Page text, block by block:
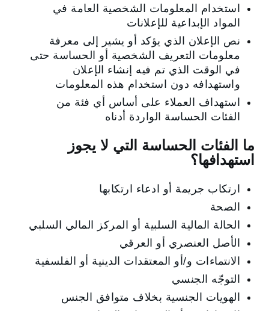
استخدام المعلومات الشخصية العامة في
المواد الإبداعية للإعلانات
نص الإعلان الذي يؤكد أو يشير إلى معرفة
معلومات التعريف الشخصية أو الحساسة حتى
في الوقت الذي تم فيه إنشاء الإعلان
واستهدافه دون استخدام هذه المعلومات
استهداف العملاء على أساس أي فئة من
الفئات الحساسة الواردة أدناه
ما الفئات الحساسة التي لا يجوز
استهدافها؟
ارتكاب جريمة أو ادعاء ارتكابها
الصحة
الحالة المالية السلبية أو المركز المالي السلبي
الأصل العنصري أو العرقي
الانتماءات و/أو المعتقدات الدينية أو الفلسفية
التوجّه الجنسي
الهويات الجنسية بخلاف متوافق الجنس